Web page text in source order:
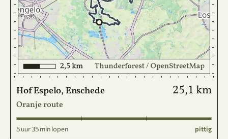
Hof Espelo, Enschede 25,1 km
Oranje route
5 uur 35 min lopen pittig